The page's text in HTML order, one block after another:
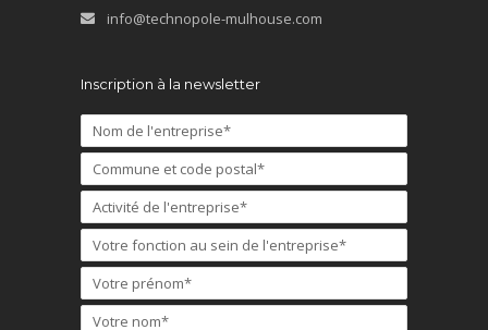
info@technopole-mulhouse.com
Inscription à la newsletter